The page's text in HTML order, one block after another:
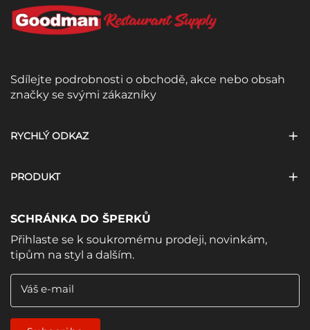
Sdílejte podrobnosti o obchodě, akce nebo obsah
značky se svými zákazníky
RYCHLÝ ODKAZ
PRODUKT
SCHRÁNKA DO ŠPERKŮ
Přihlaste se k soukromému prodeji, novinkám,
tipům na styl a dalším.
Váš e-mail